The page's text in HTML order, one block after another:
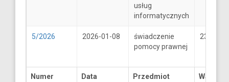
Numer
Data
Przedmiot
Wartość
usług
informatycznych
5/2026 2026-01-08
świadczenie
pomocy prawnej
2300